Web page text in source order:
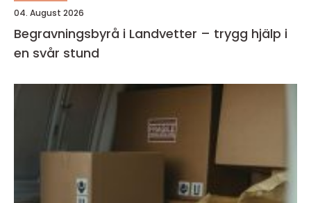
04. August 2026
Begravningsbyrå i Landvetter – trygg hjälp i
en svår stund